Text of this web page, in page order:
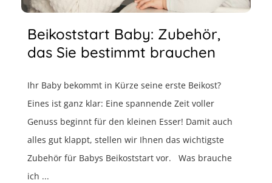
Beikoststart Baby: Zubehör,
das Sie bestimmt brauchen
Ihr Baby bekommt in Kürze seine erste Beikost?
Eines ist ganz klar: Eine spannende Zeit voller
Genuss beginnt für den kleinen Esser! Damit auch
alles gut klappt, stellen wir Ihnen das wichtigste
Zubehör für Babys Beikoststart vor. Was brauche
ich ...